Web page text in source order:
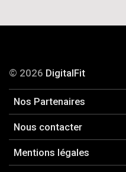
© 2026 DigitalFit
Nos Partenaires
Nous contacter
Mentions légales